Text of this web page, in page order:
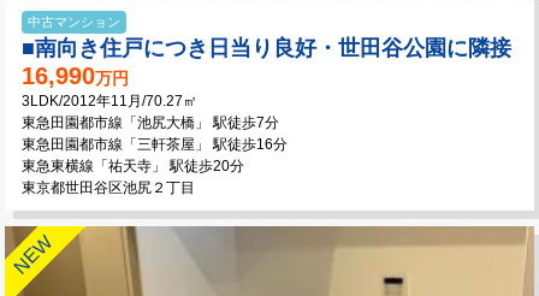
中古マンション
■南向き住戸につき日当り良好・世田谷公園に隣接
16,990万円
3LDK/2012年11月/70.27㎡
東急田園都市線「池尻大橋」 駅徒歩7分
東急田園都市線「三軒茶屋」 駅徒歩16分
東急東横線「祐天寺」 駅徒歩20分
東京都世田谷区池尻２丁目